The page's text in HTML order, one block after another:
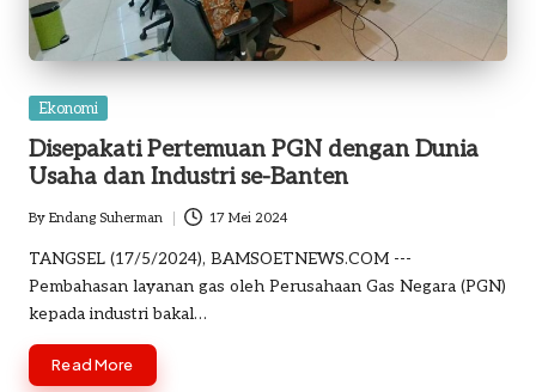
Posted
Ekonomi
Disepakati Pertemuan PGN dengan Dunia
Usaha dan Industri se-Banten
Posted
by
By Endang Suherman 17 Mei 2024
TANGSEL (17/5/2024), BAMSOETNEWS.COM ---
Pembahasan layanan gas oleh Perusahaan Gas Negara (PGN)
kepada industri bakal…
Read More